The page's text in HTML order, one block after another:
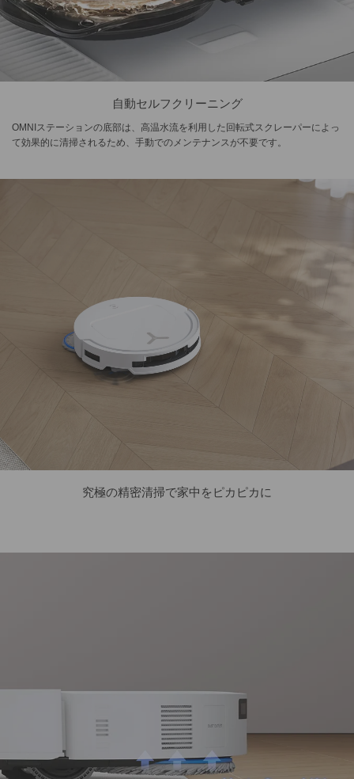
自動セルフクリーニング
OMNIステーションの底部は、高温水流を利用した回転式スクレーパーによっ
て効果的に清掃されるため、手動でのメンテナンスが不要です。
究極の精密清掃で家中をピカピカに